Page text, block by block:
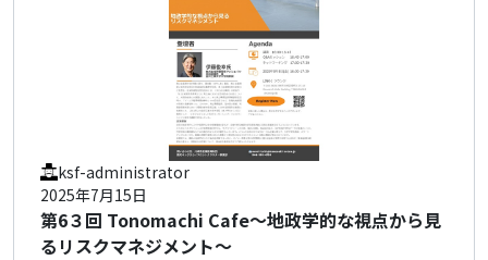
第6３回 Tonomachi Cafe～地政学的な視点から見
るリスクマネジメント～
2025年7月15日
ksf-administrator